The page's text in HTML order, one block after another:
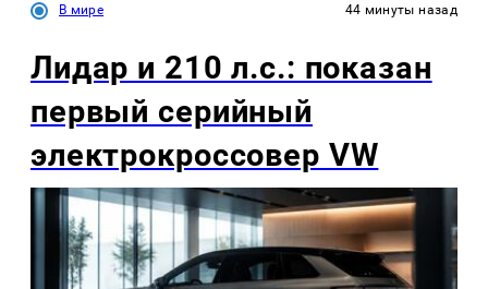
В мире 44 минуты назад
Лидар и 210 л.с.: показан
первый серийный
электрокроссовер VW